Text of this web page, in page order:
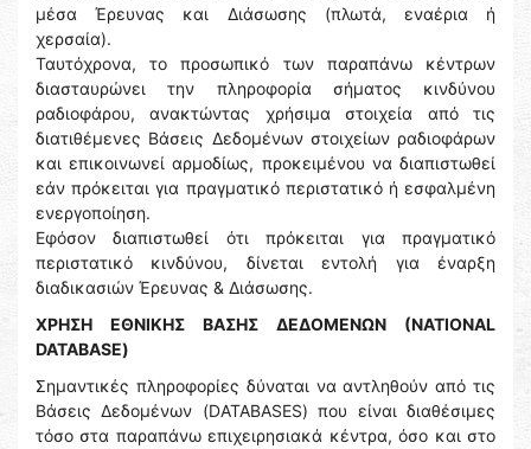
μέσα Έρευνας και Διάσωσης (πλωτά, εναέρια ή
χερσαία).
Ταυτόχρονα, το προσωπικό των παραπάνω κέντρων
διασταυρώνει την πληροφορία σήματος κινδύνου
ραδιοφάρου, ανακτώντας χρήσιμα στοιχεία από τις
διατιθέμενες Βάσεις Δεδομένων στοιχείων ραδιοφάρων
και επικοινωνεί αρμοδίως, προκειμένου να διαπιστωθεί
εάν πρόκειται για πραγματικό περιστατικό ή εσφαλμένη
ενεργοποίηση.
Εφόσον διαπιστωθεί ότι πρόκειται για πραγματικό
περιστατικό κινδύνου, δίνεται εντολή για έναρξη
διαδικασιών Έρευνας & Διάσωσης.
ΧΡΗΣΗ ΕΘΝΙΚΗΣ ΒΑΣΗΣ ΔΕΔΟΜΕΝΩΝ (NATIONAL
DATABASE)
Σημαντικές πληροφορίες δύναται να αντληθούν από τις
Βάσεις Δεδομένων (DATABASES) που είναι διαθέσιμες
τόσο στα παραπάνω επιχειρησιακά κέντρα, όσο και στο